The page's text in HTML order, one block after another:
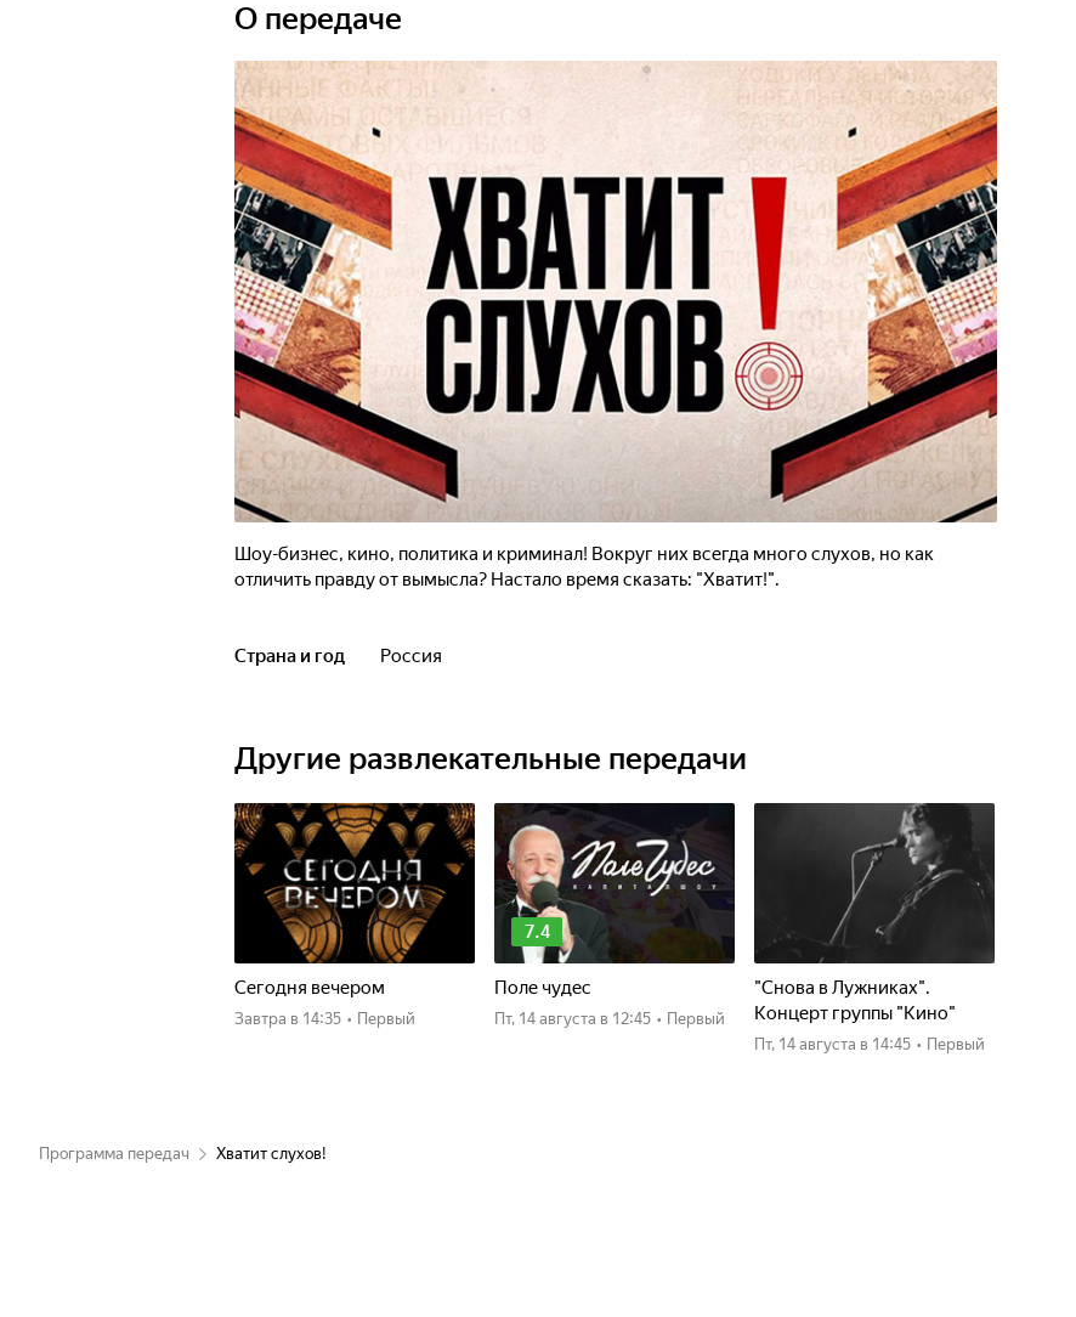
О передаче
Шоу-бизнес, кино, политика и криминал! Вокруг них всегда много слухов, но как
отличить правду от вымысла? Настало время сказать: "Хватит!".
Страна и год Россия
Другие развлекательные передачи
Сегодня вечером
Завтра в 14:35 • Первый
7.4
Поле чудес
пт, 14 августа в 12:45 • Первый
"Снова в Лужниках".
Концерт группы "Кино"
пт, 14 августа в 14:45 • Первый
Программа передач Хватит слухов!